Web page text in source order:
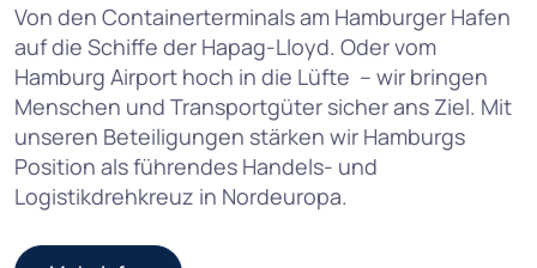
Von den Containerterminals am Hamburger Hafen
auf die Schiffe der Hapag-Lloyd. Oder vom
Hamburg Airport hoch in die Lüfte – wir bringen
Menschen und Transportgüter sicher ans Ziel. Mit
unseren Beteiligungen stärken wir Hamburgs
Position als führendes Handels- und
Logistikdrehkreuz in Nordeuropa.